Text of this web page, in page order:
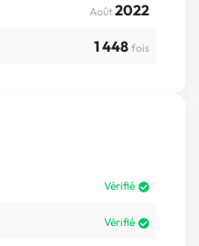
Août 2022
1 448 fois
Vérifié
Vérifié